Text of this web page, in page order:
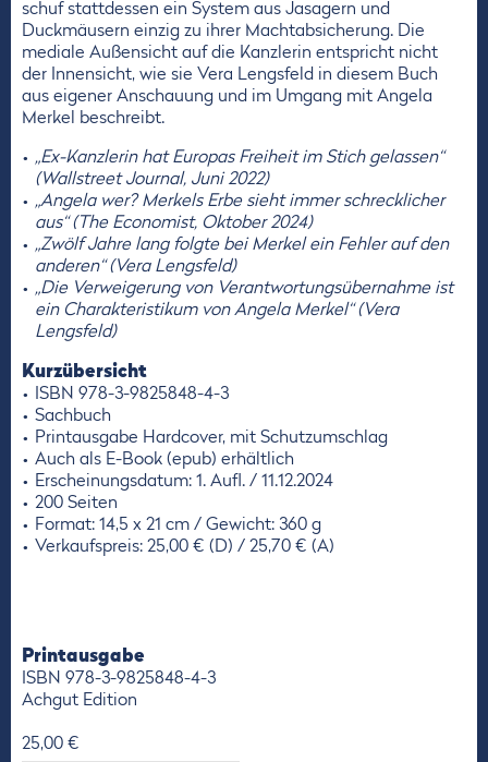
schuf stattdessen ein System aus Jasagern und
Duckmäusern einzig zu ihrer Machtabsicherung. Die
mediale Außensicht auf die Kanzlerin entspricht nicht
der Innensicht, wie sie Vera Lengsfeld in diesem Buch
aus eigener Anschauung und im Umgang mit Angela
Merkel beschreibt.
„Ex-Kanzlerin hat Europas Freiheit im Stich gelassen“
(Wallstreet Journal, Juni 2022)
„Angela wer? Merkels Erbe sieht immer schrecklicher
aus“ (The Economist, Oktober 2024)
„Zwölf Jahre lang folgte bei Merkel ein Fehler auf den
anderen“ (Vera Lengsfeld)
„Die Verweigerung von Verantwortungsübernahme ist
ein Charakteristikum von Angela Merkel“ (Vera
Lengsfeld)
Kurzübersicht
ISBN 978-3-9825848-4-3
Sachbuch
Printausgabe Hardcover, mit Schutzumschlag
Auch als E-Book (epub) erhältlich
Erscheinungsdatum: 1. Aufl. / 11.12.2024
200 Seiten
Format: 14,5 x 21 cm / Gewicht: 360 g
Verkaufspreis: 25,00 € (D) / 25,70 € (A)
Printausgabe
ISBN 978-3-9825848-4-3
Achgut Edition
25,00 €